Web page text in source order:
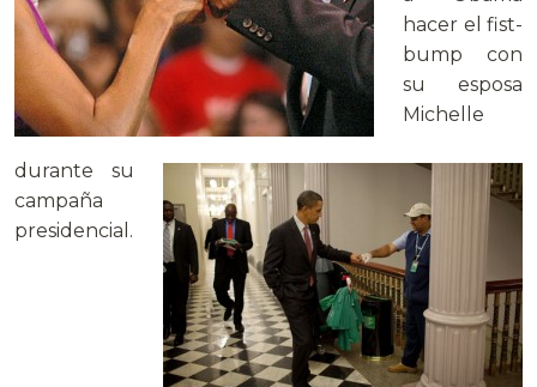
hacer el fist-
bump con
su esposa
Michelle
durante su
campaña
presidencial.